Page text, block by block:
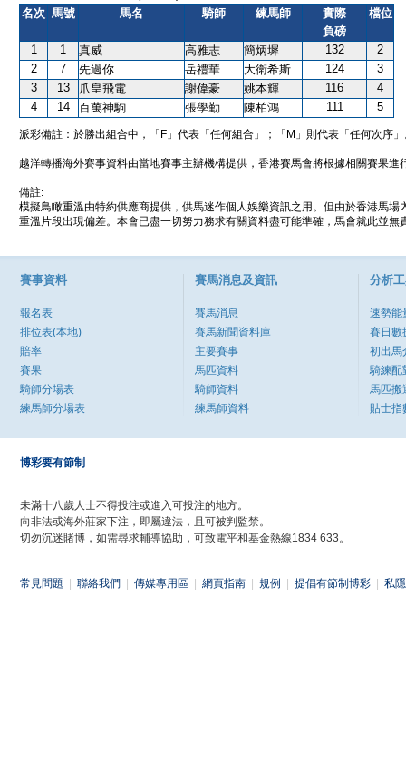
名次 馬號 馬名 騎師 練馬師
實際
負磅
檔位
1 1 真威 高雅志 簡炳墀 132
2
2
7 先過你 岳禮華 大衛希斯 124
3
3
13 爪皇飛電 謝偉豪 姚本輝 116
4
4
14 百萬神駒 張學勤 陳柏鴻 111 5
派彩備註：於勝出組合中，「F」代表「任何組合」；「M」則代表「任何次序
越洋轉播海外賽事資料由當地賽事主辦機構提供，香港賽馬會將根據相關賽果進
備註:
模擬鳥瞰重溫由特約供應商提供，供馬迷作個人娛樂資訊之用。但由於香港馬
重溫片段出現偏差。本會已盡一切努力務求有關資料盡可能準確，馬會就此並
賽事資料
報名表
排位表(本地)
賠率
賽果
騎師分場表
練馬師分場表
賽馬消息及資訊
賽馬消息
賽馬新聞資料庫
主要賽事
馬匹資料
騎師資料
練馬師資料
分析
速勢能
賽日數
初出馬
騎練配
馬匹搬
貼士指
博彩要有節制
未滿十八歲人士不得投注或進入可投注的地方。
向非法或海外莊家下注，即屬違法，且可被判監禁。
切勿沉迷賭博，如需尋求輔導協助，可致電平和基金熱線1834 633。
常見問題 聯絡我們 傳媒專用區 網頁指南 規例 提倡有節制博彩 私